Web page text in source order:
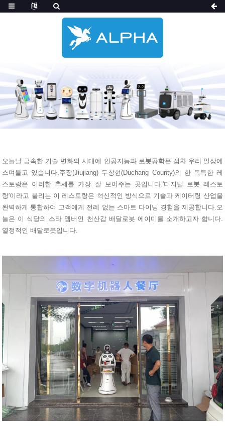
오늘날 급속한 기술 변화의 시대에 인공지능과 로봇공학은 점차 우리 일상에
스며들고 있습니다.주장(Jiujiang) 두창현(Duchang County)의 한 독특한 레
스토랑은 이러한 추세를 가장 잘 보여주는 곳입니다.'디지털 로봇 레스토
랑'이라고 불리는 이 레스토랑은 혁신적인 방식으로 기술과 케이터링 산업을
완벽하게 통합하여 고객에게 전례 없는 스마트 다이닝 경험을 제공합니다.오
늘은 이 식당의 스타 멤버인 천산갑 배달로봇 에이미를 소개하고자 합니다.
열정적인 배달로봇입니다.